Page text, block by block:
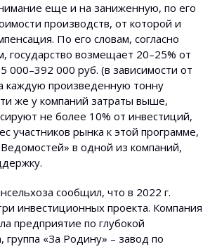
еще и на заниженную, по его
производств, от которой и
По его словам, согласно
государство возмещает 20–25% от
000–392 000 руб. (в зависимости от
каждую произведенную тонну
же у компаний затраты выше,
не более 10% от инвестиций,
участников рынка к этой программе,
в одной из компаний,
сообщил, что в 2022 г.
инвестиционных проекта. Компания
предприятие по глубокой
группа «За Родину» – завод по